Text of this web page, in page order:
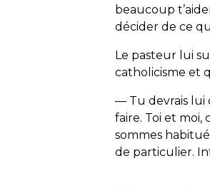
beaucoup
décider de ce
Le pasteur lui
catholicisme et
— Tu devrais lui
faire. Toi et
sommes
de particulier.